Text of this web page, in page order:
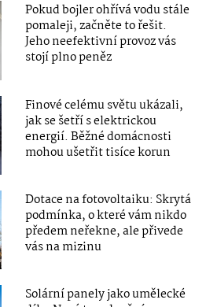
Pokud bojler ohřívá vodu stále
pomaleji, začněte to řešit.
Jeho neefektivní provoz vás
stojí plno peněz
Finové celému světu ukázali,
jak se šetří s elektrickou
energií. Běžné domácnosti
mohou ušetřit tisíce korun
Dotace na fotovoltaiku: Skrytá
podmínka, o které vám nikdo
předem neřekne, ale přivede
vás na mizinu
Solární panely jako umělecké